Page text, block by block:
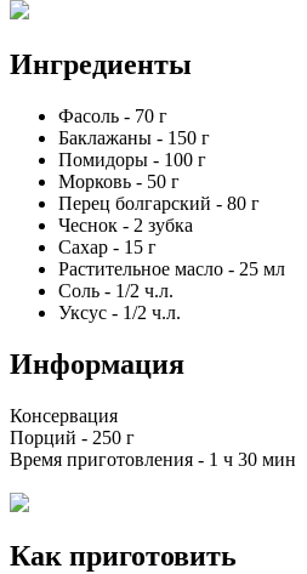
Ингредиенты
Фасоль - 70 г
Баклажаны - 150 г
Помидоры - 100 г
Морковь - 50 г
Перец болгарский - 80 г
Чеснок - 2 зубка
Сахар - 15 г
Растительное масло - 25 мл
Соль - 1/2 ч.л.
Уксус - 1/2 ч.л.
Информация
Консервация
Порций - 250 г
Время приготовления - 1 ч 30 мин
Как приготовить